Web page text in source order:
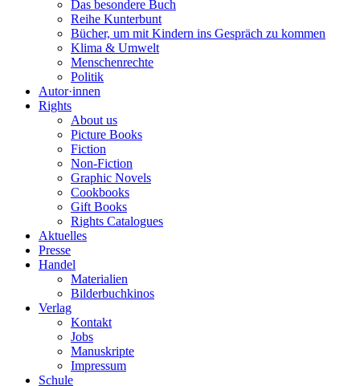
Das besondere Buch
Reihe Kunterbunt
Bücher, um mit Kindern ins Gespräch zu kommen
Klima & Umwelt
Menschenrechte
Politik
Autor·innen
Rights
About us
Picture Books
Fiction
Non-Fiction
Graphic Novels
Cookbooks
Gift Books
Rights Catalogues
Aktuelles
Presse
Handel
Materialien
Bilderbuchkinos
Verlag
Kontakt
Jobs
Manuskripte
Impressum
Schule